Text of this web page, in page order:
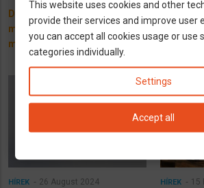
Drága a határellenőrzés -
mégis újból
meghosszabbítják!
Olcsó
a nyáron
HÍREK 26 August 2024 HÍREK 15
This website uses cookies and other
provide their services and improve user
you can accept all cookies usage or use
categories individually.
Settings
Accept all